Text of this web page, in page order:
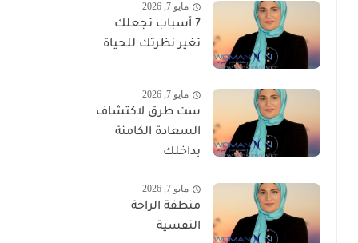
مايو 7, 2026
7 أسباب تجعلك
تغير نظرتك للحياة
مايو 7, 2026
ست طرق لاكتشاف
السعادة الكامنة
بداخلك
مايو 7, 2026
منطقة الراحة
النفسية